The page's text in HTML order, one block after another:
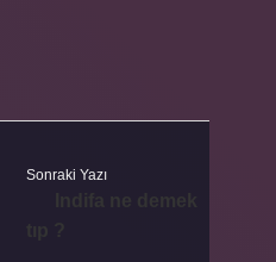
Sonraki Yazı